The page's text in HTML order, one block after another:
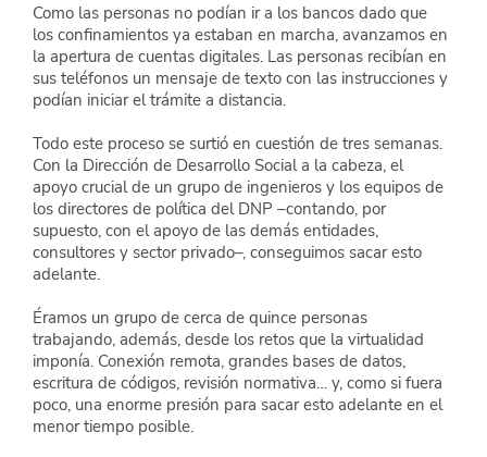
Como las personas no podían ir a los bancos dado que
los confinamientos ya estaban en marcha, avanzamos en
la apertura de cuentas digitales. Las personas recibían en
sus teléfonos un mensaje de texto con las instrucciones y
podían iniciar el trámite a distancia.
Todo este proceso se surtió en cuestión de tres semanas.
Con la Dirección de Desarrollo Social a la cabeza, el
apoyo crucial de un grupo de ingenieros y los equipos de
los directores de política del DNP –contando, por
supuesto, con el apoyo de las demás entidades,
consultores y sector privado–, conseguimos sacar esto
adelante.
Éramos un grupo de cerca de quince personas
trabajando, además, desde los retos que la virtualidad
imponía. Conexión remota, grandes bases de datos,
escritura de códigos, revisión normativa… y, como si fuera
poco, una enorme presión para sacar esto adelante en el
menor tiempo posible.